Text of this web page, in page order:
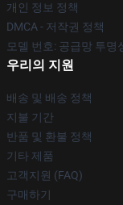
개인 정보 정책
DMCA - 저작권 정책
모델 번호: 공급망 투명
우리의 지원
배송 및 배송 정책
지불 기간
반품 및 환불 정책
기타 제품
고객지원 (FAQ)
구매하기